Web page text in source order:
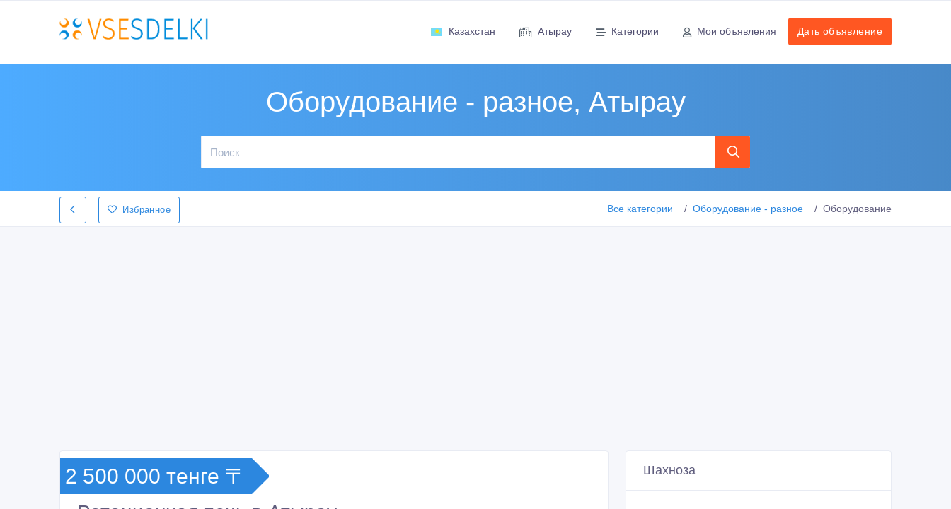
Казахстан Атырау Категории Мои объявления Дать объявление
Оборудование - разное, Атырау
Избранное Все категории Оборудование - разное Оборудование
2 500 000 тенге 〒 Шахноза